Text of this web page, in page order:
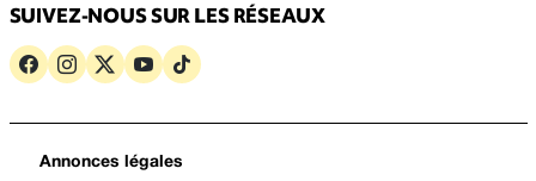
SUIVEZ-NOUS SUR LES RÉSEAUX
Annonces légales